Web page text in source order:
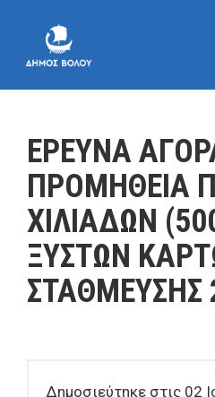
ΕΡΕΥΝΑ
ΠΡΟΜΗΘΕΙΑ
ΧΙΛΙΑΔΩΝ
ΞΥΣΤΩΝ
ΣΤΑΘΜΕΥΣΗΣ
Δημοσιεύτηκε στις 02